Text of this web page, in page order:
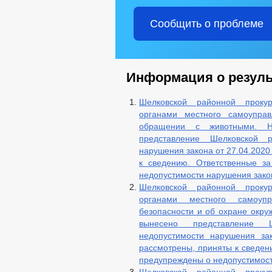
ЖКХ
ВОДОСНАБЖЕНИЕ
ТЕПЛОСНАБЖЕНИЕ
ПЕРЕЧЕНЬ ИНФОРМАЦИИ О
ГРАДОСТРОИТЕЛЬНОЕ
СХЕМЫ РАЗМЕЩЕНИЯ РЕКЛАМНЫХ
МЕСТНЫЕ НОРМАТИВЫ
РЕЕСТР МУНИЦИПАЛЬНОГО
СВЕДЕНИЯ О ЧИСЛЕННОСТИ
ИНФОРМАЦИЯ О КАДРОВОМ
КАДРОВЫЙ РЕЗЕРВ
КВАЛИФИКАЦИОННЫЕ ТРЕБОВАНИЯ
СПЕЦИАЛЬНАЯ ОЦЕНКА УСЛОВИЙ
ПЕРЕЧЕНЬ ОБЯЗАТЕЛЬНЫХ
ПРЕДПРИНИМАТЕЛЬСТВО
ОБЪЕКТЫ ДЛЯ МАЛОГО И
Сообщить о проблеме
Информация о
Шелковской районной
органами местного
обращении с животными.
представление Шелковской
нарушения закона от
к сведению. Ответственные
недопустимости нарушения
Шелковской районной
органами местного
безопасности и об охране
вынесено
недопустимости нарушения
рассмотрены, приняты к
предупреждены о